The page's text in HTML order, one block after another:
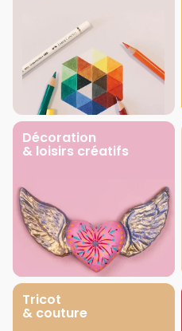
Décoration
& loisirs créatifs
Tricot
& couture